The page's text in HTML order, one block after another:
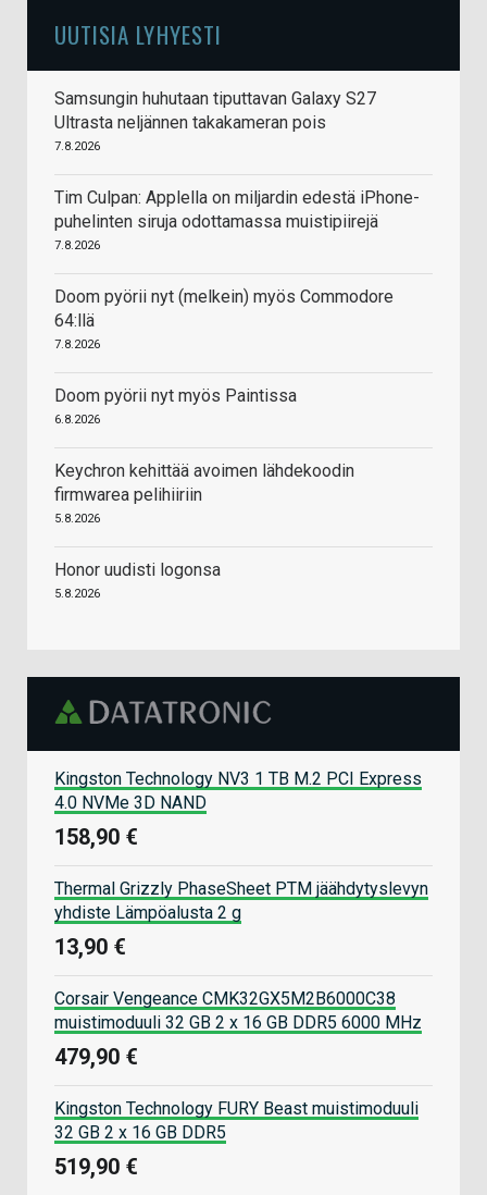
UUTISIA LYHYESTI
Samsungin huhutaan tiputtavan Galaxy S27
Ultrasta neljännen takakameran pois
7.8.2026
Tim Culpan: Applella on miljardin edestä iPhone-
puhelinten siruja odottamassa muistipiirejä
7.8.2026
Doom pyörii nyt (melkein) myös Commodore
64:llä
7.8.2026
Doom pyörii nyt myös Paintissa
6.8.2026
Keychron kehittää avoimen lähdekoodin
firmwarea pelihiiriin
5.8.2026
Honor uudisti logonsa
5.8.2026
Kingston Technology NV3 1 TB M.2 PCI Express
4.0 NVMe 3D NAND
158,90 €
Thermal Grizzly PhaseSheet PTM jäähdytyslevyn
yhdiste Lämpöalusta 2 g
13,90 €
Corsair Vengeance CMK32GX5M2B6000C38
muistimoduuli 32 GB 2 x 16 GB DDR5 6000 MHz
479,90 €
Kingston Technology FURY Beast muistimoduuli
32 GB 2 x 16 GB DDR5
519,90 €